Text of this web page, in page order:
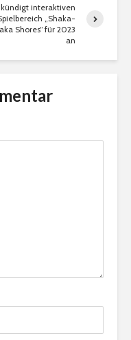
kündigt interaktiven
„Shaka-
Shores“ für 2023
an